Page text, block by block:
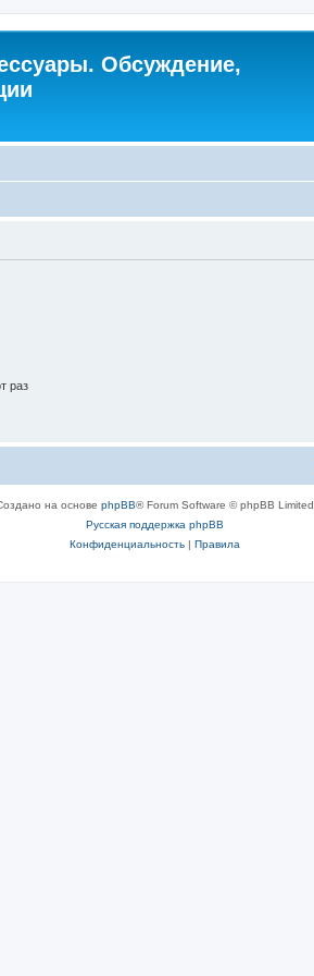
Обсуждение,
раз
на основе phpBB® Forum Software © phpBB Limited
Русская поддержка phpBB
Конфиденциальность| Правила